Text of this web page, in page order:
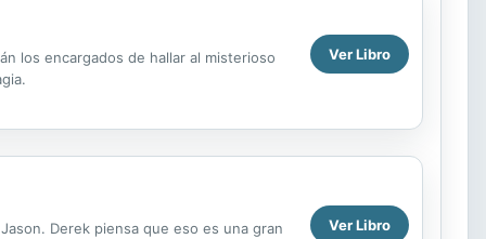
los encargados de hallar al misterioso
Ver Libro
Derek piensa que eso es una gran Ver Libro